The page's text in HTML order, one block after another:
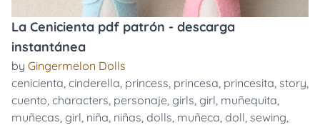
La Cenicienta pdf patrón - descarga
instantánea
by Gingermelon Dolls
cenicienta, cinderella, princess, princesa, princesita, story,
cuento, characters, personaje, girls, girl, muñequita,
muñecas, girl, niña, niñas, dolls, muñeca, doll, sewing,